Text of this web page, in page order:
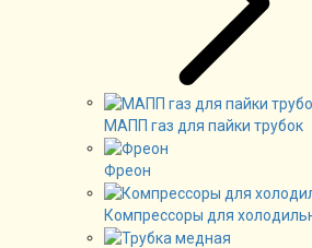
МАПП газ для пайки трубок
Фреон
Компрессоры для